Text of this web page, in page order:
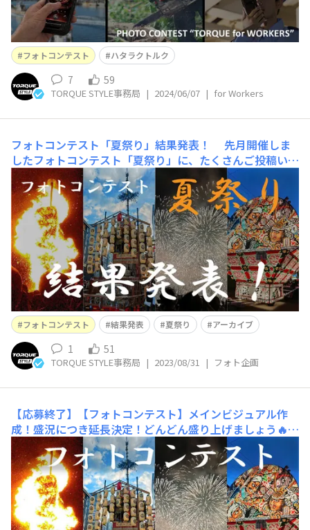
フォトコンテスト ハタラクトルク
7 59
TORQUE STYLE事務局 | 2024/06/07 | for Workers
フォトコンテスト「夏祭り」結果発表！
先月開催しま
したフォトコンテスト「夏祭り」に、たくさんご投稿いた
だき、本当にありがとうございました！！数年ぶりに開催
されたお祭りなど、全国各地からさまざまなお祭りが集ま
り、とても盛り上がりましたね！ 編集部で悩みながら
議論し、「大賞：1作品、優秀賞：1作品、佳作：4作品」
を決定しました
フォトコンテスト 結果発表 夏祭り アーカイブ
1 51
TORQUE STYLE事務局 | 2023/08/31 | フォト企画
【応募終了】【フォトコンテスト】メインビジュアル作
成！盛況につき延長決定！どんどん盛り上げましょう🔥
↑会場はこちらをタップ↑メインビジュアル作成フォトコ
ンテスト「夏祭り」にたくさんのご投稿ありがとうござい
ます！皆さんの投稿してくださったカッコいい写真をお借
りし、メインビジュアルを作成いたしました！ご活用させ
ていただきまして本当にありがとうございます。迫力あり
ますね！！また、お気づきの方もおられるか